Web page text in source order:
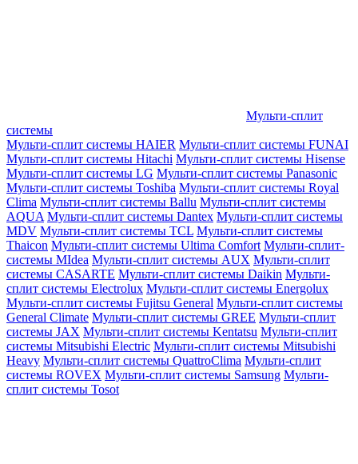
Мульти-сплит
системы
Мульти-сплит системы HAIER Мульти-сплит системы FUNAI
Мульти-сплит системы Hitachi Мульти-сплит системы Hisense
Мульти-сплит системы LG Мульти-сплит системы Panasonic
Мульти-сплит системы Toshiba Мульти-сплит системы Royal
Clima Мульти-сплит системы Ballu Мульти-сплит системы
AQUA Мульти-сплит системы Dantex Мульти-сплит системы
MDV Мульти-сплит системы TCL Мульти-сплит системы
Thaicon Мульти-сплит системы Ultima Comfort Мульти-сплит-
системы MIdea Мульти-сплит системы AUX Мульти-сплит
системы CASARTE Мульти-сплит системы Daikin Мульти-
сплит системы Electrolux Мульти-сплит системы Energolux
Мульти-сплит системы Fujitsu General Мульти-сплит системы
General Climate Мульти-сплит системы GREE Мульти-сплит
системы JAX Мульти-сплит системы Kentatsu Мульти-сплит
системы Mitsubishi Electric Мульти-сплит системы Mitsubishi
Heavy Мульти-сплит системы QuattroClima Мульти-сплит
системы ROVEX Мульти-сплит системы Samsung Мульти-
сплит системы Tosot